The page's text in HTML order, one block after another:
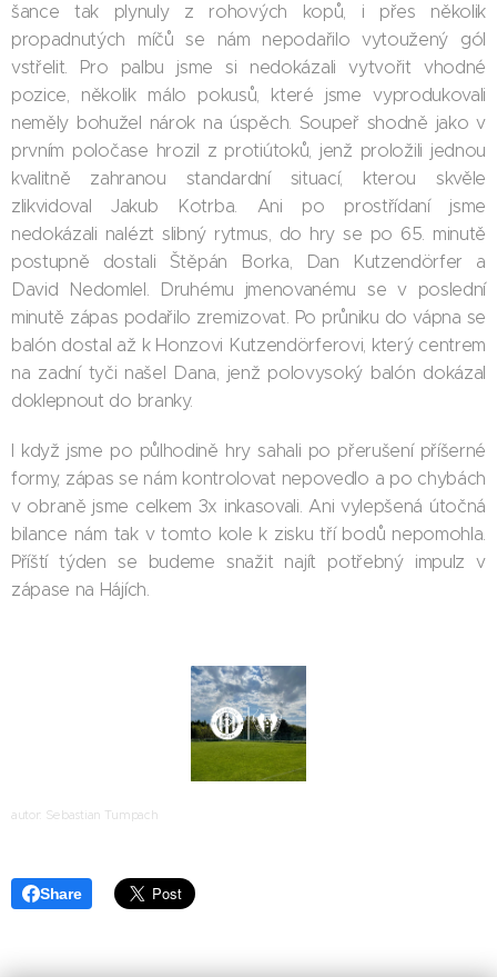
šance tak plynuly z rohových kopů, i přes několik
propadnutých míčů se nám nepodařilo vytoužený gól
vstřelit. Pro palbu jsme si nedokázali vytvořit vhodné
pozice, několik málo pokusů, které jsme vyprodukovali
neměly bohužel nárok na úspěch. Soupeř shodně jako v
prvním poločase hrozil z protiútoků, jenž proložili jednou
kvalitně zahranou standardní situací, kterou skvěle
zlikvidoval Jakub Kotrba. Ani po prostřídaní jsme
nedokázali nalézt slibný rytmus, do hry se po 65. minutě
postupně dostali Štěpán Borka, Dan Kutzendörfer a
David Nedomlel. Druhému jmenovanému se v poslední
minutě zápas podařilo zremizovat. Po průniku do vápna se
balón dostal až k Honzovi Kutzendörferovi, který centrem
na zadní tyči našel Dana, jenž polovysoký balón dokázal
doklepnout do branky.
I když jsme po půlhodině hry sahali po přerušení příšerné
formy, zápas se nám kontrolovat nepovedlo a po chybách
v obraně jsme celkem 3x inkasovali. Ani vylepšená útočná
bilance nám tak v tomto kole k zisku tří bodů nepomohla.
Příští týden se budeme snažit najít potřebný impulz v
zápase na Hájích.
autor: Sebastian Tumpach
Share